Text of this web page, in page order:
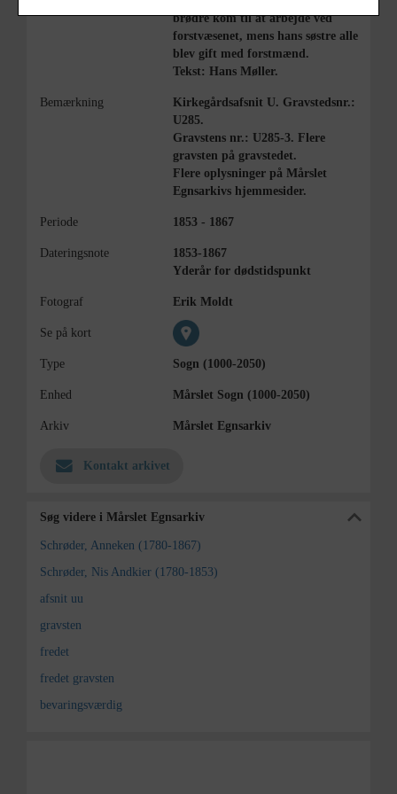
brødre kom til at arbejde ved
forstvæsenet, mens hans søstre alle
blev gift med forstmænd.
Tekst: Hans Møller.
Bemærkning
Kirkegårdsafsnit U. Gravstedsnr.:
U285.
Gravstens nr.: U285-3. Flere
gravsten på gravstedet.
Flere oplysninger på Mårslet
Egnsarkivs hjemmesider.
Periode 1853 - 1867
Dateringsnote
1853-1867
Yderår for dødstidspunkt
Fotograf Erik Moldt
Se på kort
Type Sogn (1000-2050)
Enhed Mårslet Sogn (1000-2050)
Arkiv Mårslet Egnsarkiv
Kontakt arkivet
Søg videre i Mårslet Egnsarkiv
Schrøder, Anneken (1780-1867)
Schrøder, Nis Andkier (1780-1853)
afsnit uu
gravsten
fredet
fredet gravsten
bevaringsværdig